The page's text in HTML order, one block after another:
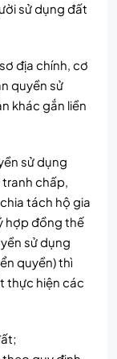
sử dụng đất
địa chính, cơ
quyền sử
khác gắn liền
sử dụng
chấp,
tách hộ gia
hợp đồng thế
sử dụng
quyền) thì
thực hiện các